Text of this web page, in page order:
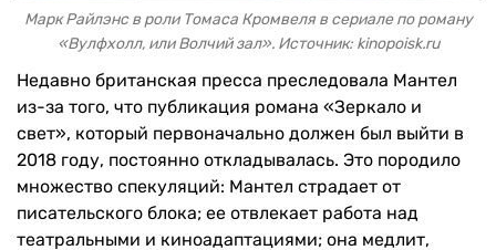
Марк Райлэнс в роли Томаса Кромвеля в сериале по роману
«Вулфхолл, или Волчий зал». Источник: kinopoisk.ru
Недавно британская пресса преследовала Мантел
из-за того, что публикация романа «Зеркало и
свет», который первоначально должен был выйти в
2018 году, постоянно откладывалась. Это породило
множество спекуляций: Мантел страдает от
писательского блока; ее отвлекает работа над
театральными и киноадаптациями; она медлит,